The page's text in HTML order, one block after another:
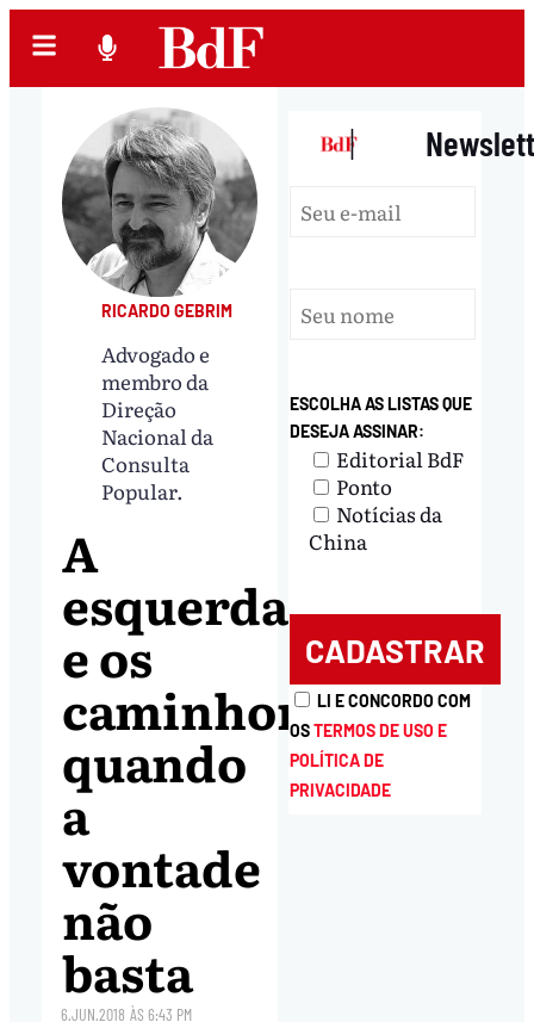
RICARDO GEBRIM
Advogado e
membro da
Direção
Nacional da
Consulta
Popular.
A
esquerda
e os
caminhoneiros:
quando
a
vontade
não
basta
6.JUN.2018 ÀS6:43 PM
|
ESCOLHA AS LISTAS QUE
DESEJA ASSINAR:
Editorial BdF
Ponto
Notícias da
China
LI E CONCORDO COM
OSTERMOS DE USO E
POLÍTICA DE
PRIVACIDADE